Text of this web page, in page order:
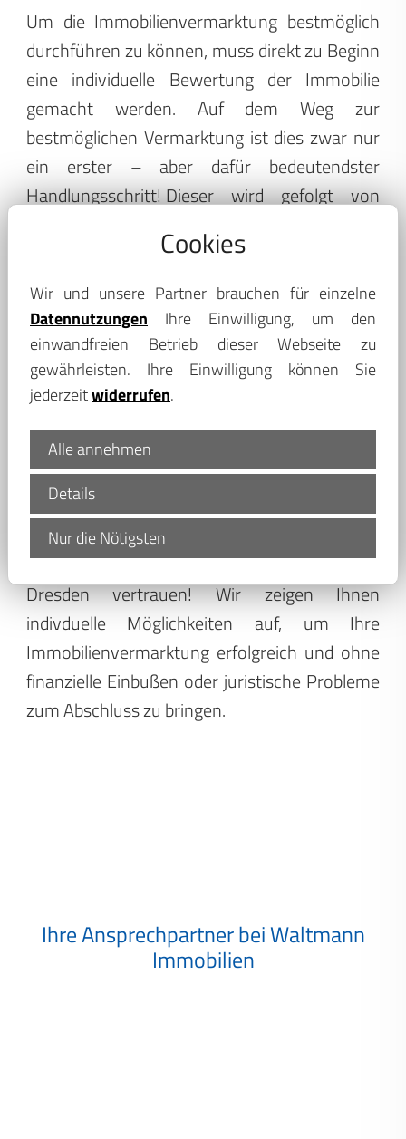
Um die Immobilienvermarktung bestmöglich
durchführen zu können, muss direkt zu Beginn
eine individuelle Bewertung der Immobilie
gemacht werden. Auf dem Weg zur
bestmöglichen Vermarktung ist dies zwar nur
ein erster – aber dafür bedeutendster
Handlungsschritt!Dieser wird gefolgt von
nur mit der Unterstützung durch einen
regional erfahrenen Immobilienmakler in der
Nähe von Dohna schaffen lassen. Hierzu
gehören beispielsweise das Erstellen
professioneller Objekt-Exposés oder das
Erstellen professioneller Exposés zur
Vermarktung und viele herausfordernde
Aufgaben mehr.
Bevor Sie alles unter Wert zu verkaufen,
sollten Sie auf die Fachkompetenz unserer
Immo-Makler bei Waltmann Immobilien aus
Dresden vertrauen! Wir zeigen Ihnen
indivduelle Möglichkeiten auf, um Ihre
Immobilienvermarktung erfolgreich und ohne
finanzielle Einbußen oder juristische Probleme
zum Abschluss zu bringen.
Ihre Ansprechpartner bei Waltmann
Immobilien
Cookies
Wir und unsere Partner brauchen für einzelne
Datennutzungen Ihre Einwilligung, um den
einwandfreien Betrieb dieser Webseite zu
gewährleisten. Ihre Einwilligung können Sie
jederzeitwiderrufen.
Alle annehmen
Details
Nur die Nötigsten